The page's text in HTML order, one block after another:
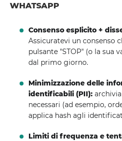
WHATSAPP
Consenso esplicito +
Assicuratevi un consenso
pulsante "STOP" (o la sua
dal primo giorno.
Minimizzazione delle
identificabili (PII):
necessari (ad esempio,
applica hash agli
Limiti di frequenza e